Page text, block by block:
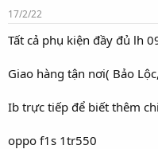
s
t
a
e
17/2/22
Tất cả phụ kiện đầy đủ lh
Giao hàng tận nơi( Bảo
Ib trực tiếp để biết thêm
oppo f1s 1tr550